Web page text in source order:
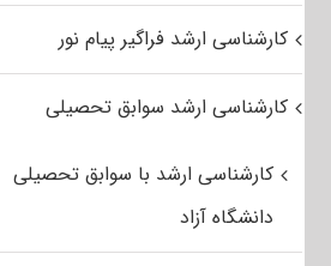
کارشناسی ارشد فراگیر پیام نور
کارشناسی ارشد سوابق تحصیلی
کارشناسی ارشد با سوابق تحصیلی
دانشگاه آزاد